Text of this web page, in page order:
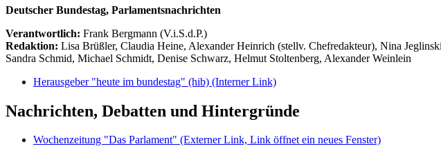
Deutscher Bundestag, Parlamentsnachrichten
Verantwortlich: Frank Bergmann (V.i.S.d.P.)
Redaktion: Lisa Brüßler, Claudia Heine, Alexander Heinrich (stellv. Chefredakteur), Nina
Sandra Schmid, Michael Schmidt, Denise Schwarz, Helmut Stoltenberg, Alexander Weinlein
Herausgeber "heute im bundestag" (hib) (Interner Link)
Nachrichten, Debatten und Hintergründe
Wochenzeitung "Das Parlament" (Externer Link, Link öffnet ein neues Fenster)